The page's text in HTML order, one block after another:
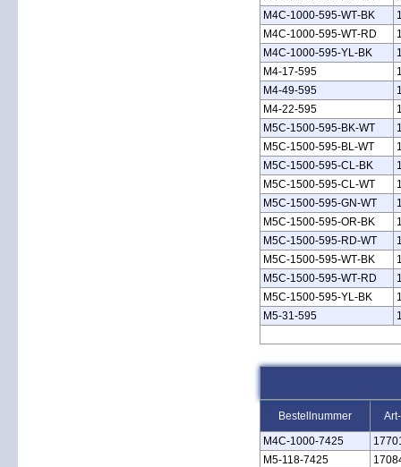
M4C‑1000‑595‑WT‑BK
M4C‑1000‑595‑WT‑RD
M4C‑1000‑595‑YL‑BK
M4‑17‑595
M4‑49‑595
M4‑22‑595
M5C‑1500‑595‑BK‑WT
M5C‑1500‑595‑BL‑WT
M5C‑1500‑595‑CL‑BK
M5C‑1500‑595‑CL‑WT
M5C‑1500‑595‑GN‑WT
M5C‑1500‑595‑OR‑BK
M5C‑1500‑595‑RD‑WT
M5C‑1500‑595‑WT‑BK
M5C‑1500‑595‑WT‑RD
M5C‑1500‑595‑YL‑BK
M5‑31‑595
Bestellnummer
M4C‑1000‑7425
M5‑118‑7425